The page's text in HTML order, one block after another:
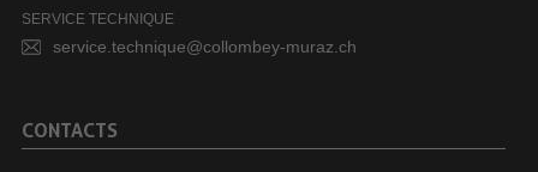
SERVICE TECHNIQUE
service.technique@collombey-muraz.ch
CONTACTS